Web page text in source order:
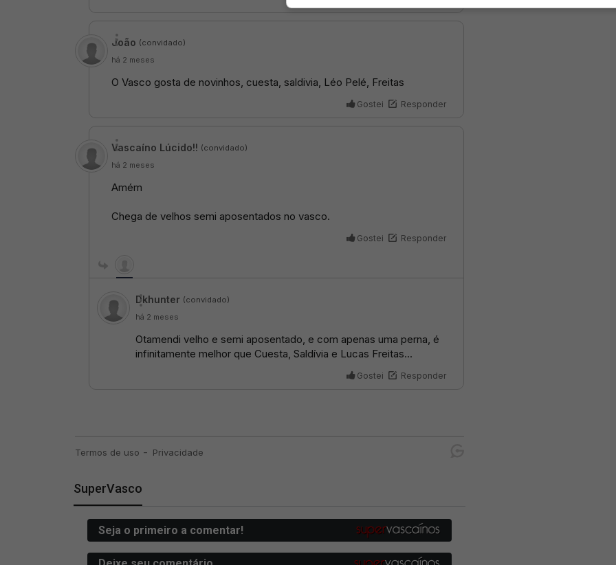
SuperVasco